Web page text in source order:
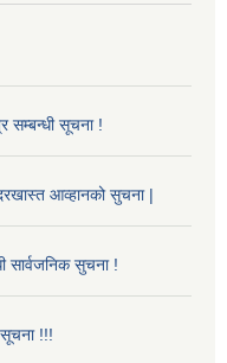
सम्बन्धी सूचना !
आव्हानको सुचना |
सार्वजनिक सुचना !
सूचना !!!